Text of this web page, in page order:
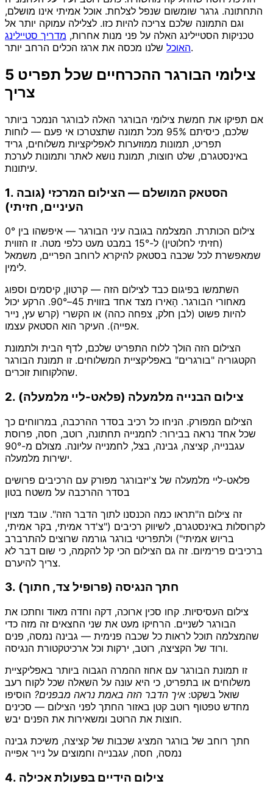
התחתונה. גרגר שומשום שנפל לצלחת. אוכל אמיתי אינו מושלם,
וגם התמונה שלכם צריכה להיות כזו. לצלילה עמוקה יותר אל
טכניקות הסטיילינג האלה על פני מנות אחרות, מדריך סטיילינג
האוכלשלנו מכסה את ארגז הכלים הרחב יותר.
5 צילומי הבורגר ההכרחיים שכל תפריט
צריך
אם תפיקו את חמשת צילומי הבורגר האלה לבורגר הנמכר ביותר
שלכם, כיסיתם 95% מכל תמונה שתצטרכו אי פעם — לוחות
תפריט, תמונות ממוזערות לאפליקציות משלוחים, גריד
באינסטגרם, שלט חוצות, תמונת נושא לאתר ותמונות לערכת
עיתונות.
1. הסטאק המושלם — הצילום המרכזי (גובה
העיניים, חזיתי)
צילום הכותרת. המצלמה בגובה עיני הבורגר — איפשהו בין 0°
(חזיתי לחלוטין) ל-15° במבט מעט כלפי מטה. זו הזווית
שמאפשרת לכל שכבה בסטאק להיקרא לרוחב הפריים, משמאל
לימין.
השתמשו בפיגום כבד לצילום הזה — קרטון, קיסמים וספוג
מאחורי הבורגר. הָאירו מצד אחד בזווית 45–90°. הרקע יכול
להיות פשוט (לבן חלק, צפחה כהה) או הקשרי (קרש עץ, נייר
אפייה). העיקר הוא הסטאק עצמו.
הצילום הזה הולך ללוח התפריט שלכם, לדף הבית ולתמונת
הקטגוריה "בורגרים" באפליקציית המשלוחים. זו תמונת הבורגר
שהלקוחות זוכרים.
2. צילום הבנייה מלמעלה (פלאט-ליי מלמעלה)
הצילום המפורק. הניחו כל רכיב בסדר ההרכבה, במרווחים כך
שכל אחד נראה בבירור: לחמנייה תחתונה, רוטב, חסה, פרוסת
עגבנייה, קציצה, גבינה, בצל, לחמנייה עליונה. מצולם מ-90°
ישירות מלמעלה.
פלאט-ליי מלמעלה של צ'יזבורגר מפורק עם הרכיבים פרושים
בסדר ההרכבה על משטח בטון
זה צילום ה"תראו כמה הכנסנו לתוך הדבר הזה". עובד מצוין
לקרוסלות באינסטגרם, לשיווק רכיבים ("צ'דר אמיתי, בקר אמיתי,
בריוש אמיתי") ולתפריטי בורגר גורמה שרוצים להתרברב
ברכיבים פרימיום. זה גם הצילום הכי קל להקמה, כי שום דבר לא
צריך להיערם.
3. חתך הנגיסה (פרופיל צד, חתוך)
צילום העסיסיות. קחו סכין ארוכה, דקה וחדה מאוד וחתכו את
הבורגר לשניים. הרחיקו מעט את שני החצאים זה מזה כדי
שהמצלמה תוכל לראות כל שכבה פנימית — גבינה נמסה, פנים
ורוד של הקציצה, רוטב, ירקות וכל ארכיטקטורת הנגיסה.
זו תמונת הבורגר עם אחוז ההמרה הגבוה ביותר באפליקציית
משלוחים או בתפריט, כי היא עונה על השאלה שכל לקוח רעב
שואל בשקט:איך הדבר הזה באמת נראה מבפנים? הוסיפו
מחדש טפטוף רוטב קטן באזור החתך לפני הצילום — סכינים
חוצות את הרוטב ומשאירות את הפנים יבש.
חתך רוחב של בורגר המציג שכבות של קציצה, משיכת גבינה
נמסה, חסה, עגבנייה וחמוצים על נייר אפייה
4. צילום הידיים בפעולת אכילה